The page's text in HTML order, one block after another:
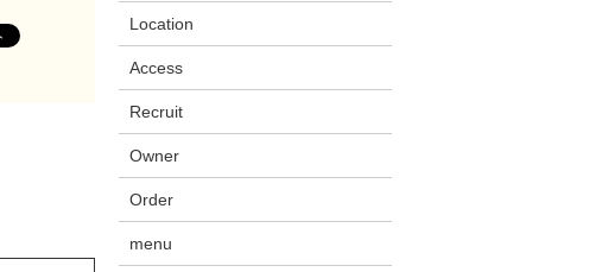
Location
Access
Recruit
Owner
Order
menu